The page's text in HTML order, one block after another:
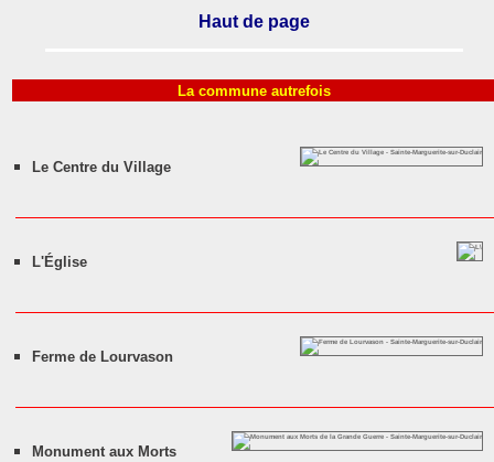
Haut de page
La commune autrefois
Le Centre du Village
L'Église
Ferme de Lourvason
Monument aux Morts